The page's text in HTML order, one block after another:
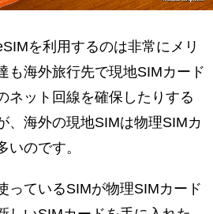
を利用するのは非常にメリ
も海外旅行先で現地SIMカード
ネット回線を確保したりする
、海外の現地SIMは物理SIMカ
いのです。
っているSIMが物理SIMカード